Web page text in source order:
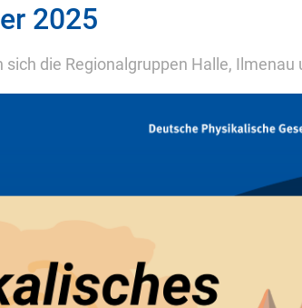
2025
die Regionalgruppen Halle, Ilmenau